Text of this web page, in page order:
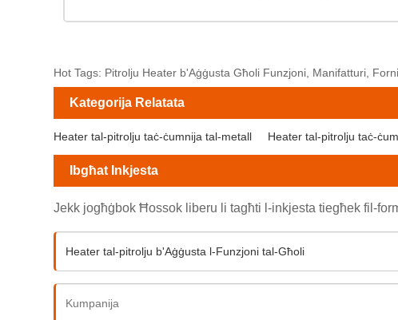
Hot Tags: Pitrolju Heater b'Aġġusta Għoli Funzjoni, Manifatturi,
Kategorija Relatata
Heater tal-pitrolju taċ-ċumnija tal-metall Heater tal-pitrolju taċ-
Ibgħat Inkjesta
Jekk jogħġbok Ħossok liberu li tagħti l-inkjesta tiegħek fil-